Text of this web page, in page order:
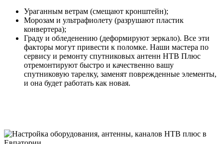
Ураганным ветрам (смещают кронштейн);
Морозам и ультрафиолету (разрушают пластик
конвертера);
Граду и обледенению (деформируют зеркало). Все эти
факторы могут привести к поломке. Наши мастера по
сервису и ремонту спутниковых антенн НТВ Плюс
отремонтируют быстро и качественно вашу
спутниковую тарелку, заменят поврежденные элементы,
и она будет работать как новая.